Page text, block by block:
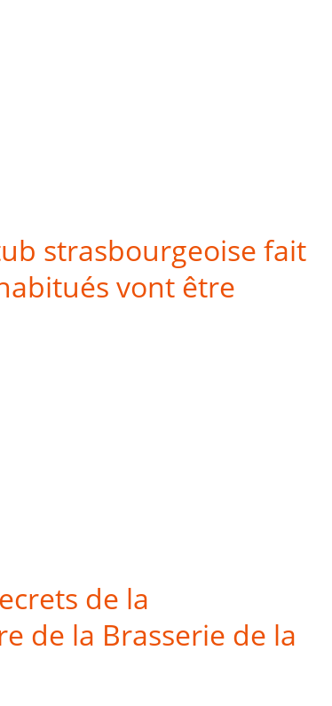
strasbourgeoise fait
vont être
de la
de la Brasserie de la